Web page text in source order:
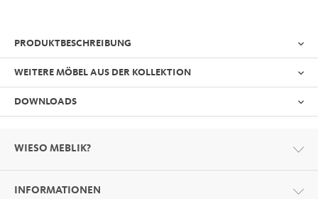
PRODUKTBESCHREIBUNG
WEITERE MÖBEL AUS DER KOLLEKTION
DOWNLOADS
WIESO MEBLIK?
INFORMATIONEN